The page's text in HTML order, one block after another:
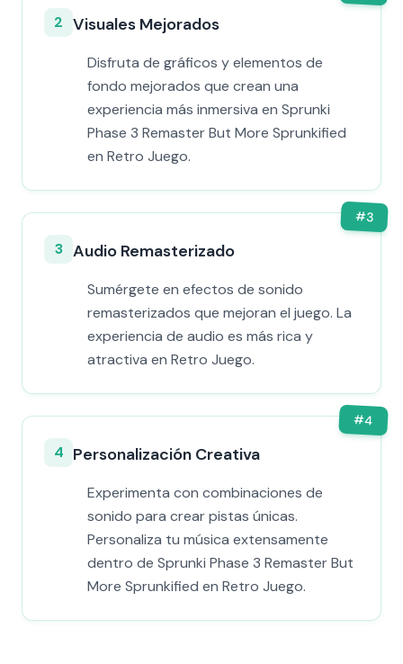
2 Visuales Mejorados
Disfruta de gráficos y elementos de
fondo mejorados que crean una
experiencia más inmersiva en Sprunki
Phase 3 Remaster But More Sprunkified
en Retro Juego.
#3
3 Audio Remasterizado
Sumérgete en efectos de sonido
remasterizados que mejoran el juego. La
experiencia de audio es más rica y
atractiva en Retro Juego.
#4
4 Personalización Creativa
Experimenta con combinaciones de
sonido para crear pistas únicas.
Personaliza tu música extensamente
dentro de Sprunki Phase 3 Remaster But
More Sprunkified en Retro Juego.